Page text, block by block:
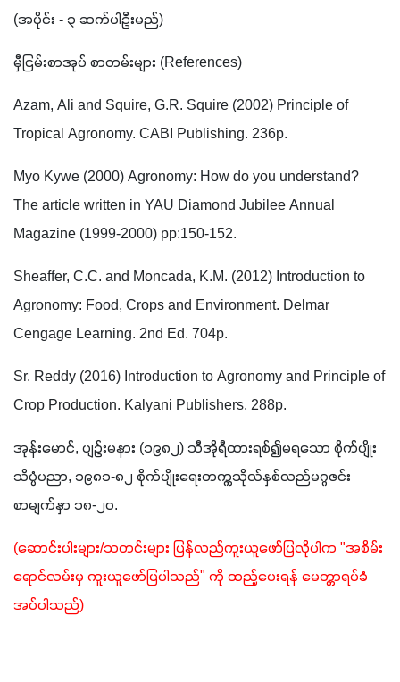
(အပိုင်း - ၃ ဆက်ပါဦးမည်)
မှီငြမ်းစာအုပ် စာတမ်းများ (References)
Azam, Ali and Squire, G.R. Squire (2002) Principle of
Tropical Agronomy. CABI Publishing. 236p.
Myo Kywe (2000) Agronomy: How do you understand?
The article written in YAU Diamond Jubilee Annual
Magazine (1999-2000) pp:150-152.
Sheaffer, C.C. and Moncada, K.M. (2012) Introduction to
Agronomy: Food, Crops and Environment. Delmar
Cengage Learning. 2nd Ed. 704p.
Sr. Reddy (2016) Introduction to Agronomy and Principle of
Crop Production. Kalyani Publishers. 288p.
အုန်းမောင်, ပျဉ်းမနား (၁၉၈၂) သီအိုရီထားရစ်၍မရသော စိုက်ပျိုး
သိပ္ပံပညာ, ၁၉၈၁-၈၂ စိုက်ပျိုးရေးတက္ကသိုလ်နှစ်လည်မဂ္ဂဇင်း
စာမျက်နှာ ၁၈-၂၀.
(ဆောင်းပါးများ/သတင်းများ ပြန်လည်ကူးယူဖော်ပြလိုပါက "အစိမ်း
ရောင်လမ်းမှ ကူးယူဖော်ပြပါသည်" ကို ထည့်ပေးရန် မေတ္တာရပ်ခံ
အပ်ပါသည်)